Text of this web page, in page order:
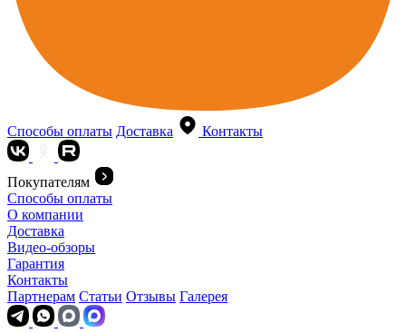
Способы оплаты Доставка Контакты
Покупателям
Способы оплаты
О компании
Доставка
Видео-обзоры
Гарантия
Контакты
Партнерам Статьи Отзывы Галерея